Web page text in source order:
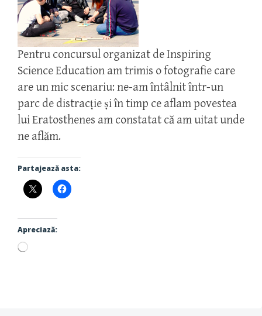
Pentru concursul organizat de Inspiring
Science Education am trimis o fotografie care
are un mic scenariu: ne-am întâlnit într-un
parc de distracție și în timp ce aflam povestea
lui Eratosthenes am constatat că am uitat unde
ne aflăm.
Partajează asta:
Apreciază:
Încarc...